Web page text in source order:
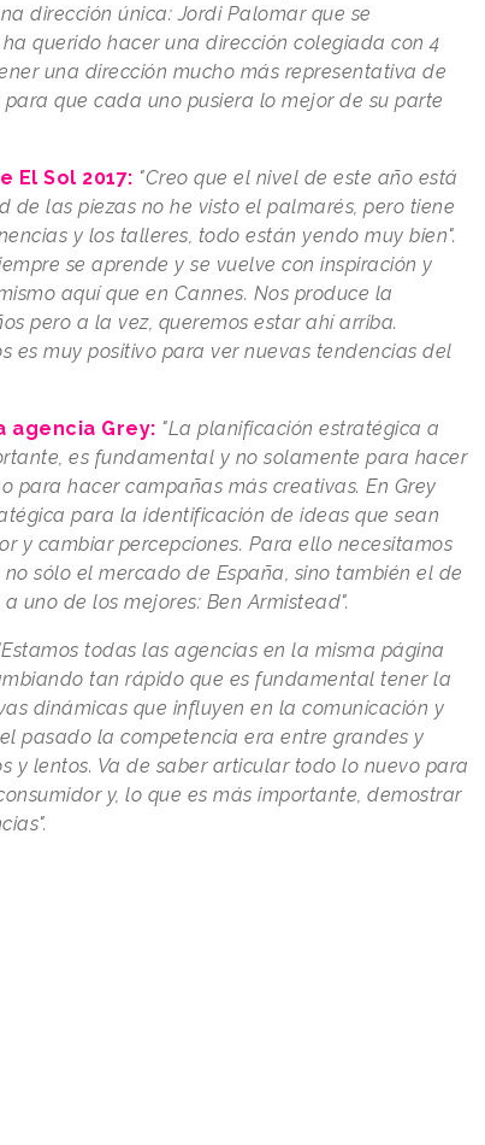
dirección única: Jordi Palomar que se
querido hacer una dirección colegiada con 4
una dirección mucho más representativa de
que cada uno pusiera lo mejor de su parte
El Sol 2017: "Creo que el nivel de este año está
de las piezas no he visto el palmarés, pero tiene
y los talleres, todo están yendo muy bien".
se aprende y se vuelve con inspiración y
aquí que en Cannes. Nos produce la
pero a la vez, queremos estar ahí arriba.
es muy positivo para ver nuevas tendencias del
agencia Grey: "La planificación estratégica a
es fundamental y no solamente para hacer
para hacer campañas más creativas. En Grey
para la identificación de ideas que sean
y cambiar percepciones. Para ello necesitamos
sólo el mercado de España, sino también el de
uno de los mejores: Ben Armistead".
todas las agencias en la misma página
tan rápido que es fundamental tener la
dinámicas que influyen en la comunicación y
pasado la competencia era entre grandes y
y lentos. Va de saber articular todo lo nuevo para
y, lo que es más importante, demostrar